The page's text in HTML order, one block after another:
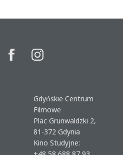
Gdyńskie Centrum
Filmowe
Plac Grunwaldzki 2,
81-372 Gdynia
Kino Studyjne: